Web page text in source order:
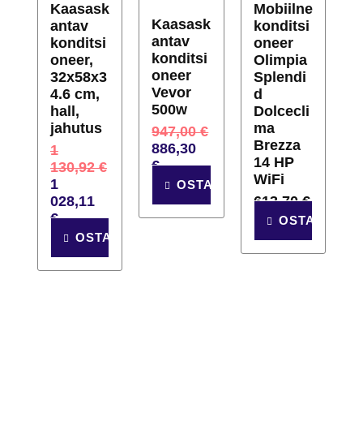
Kaasask
antav
konditsi
oneer,
32x58x3
4.6 cm,
hall,
jahutus
1
130,92€
1
028,11
€
OSTA
Kaasask
antav
konditsi
oneer
Vevor
500w
947,00€
886,30
€
OSTA
Mobiilne
konditsi
oneer
Olimpia
Splendi
d
Dolcecli
ma
Brezza
14 HP
WiFi
613,70€
OSTA